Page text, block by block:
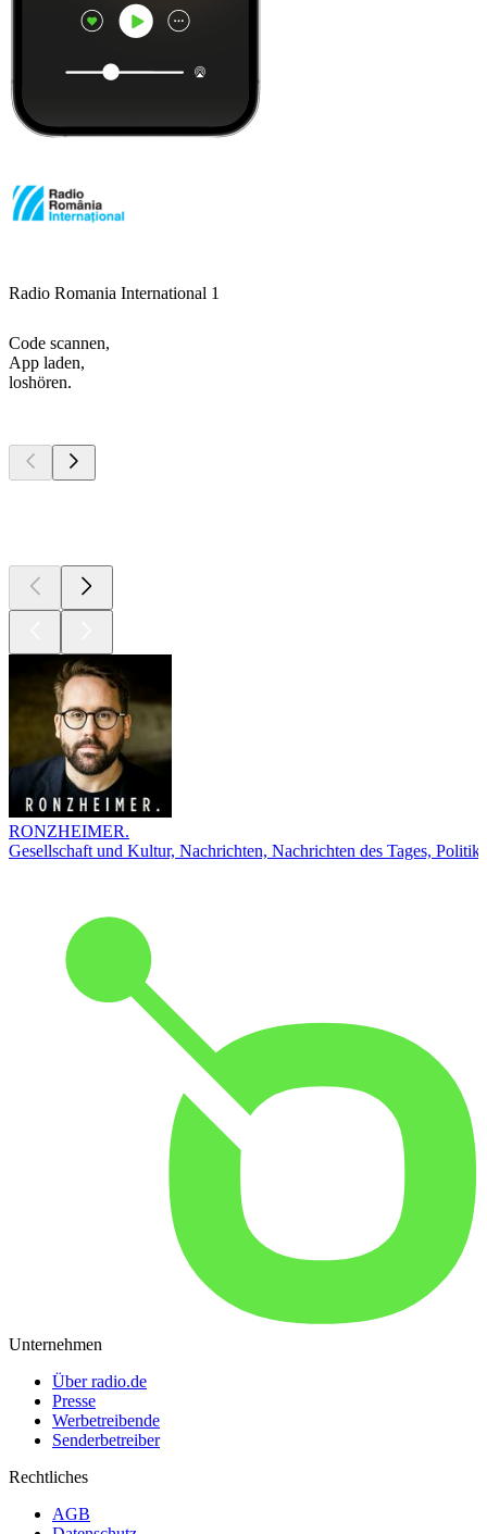
Radio Romania International 1
Code scannen,
App laden,
loshören.
RONZHEIMER.
Gesellschaft und Kultur, Nachrichten, Nachrichten des Tages, Politik
Unternehmen
Über radio.de
Presse
Werbetreibende
Senderbetreiber
Rechtliches
AGB